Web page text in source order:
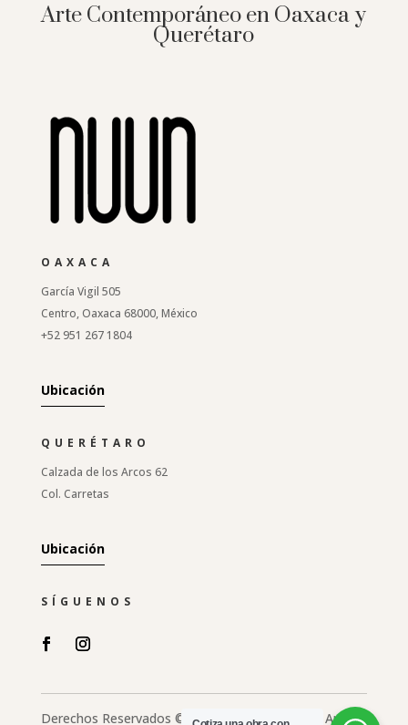
Arte Contemporáneo en Oaxaca y
Querétaro
OAXACA
García Vigil 505
Centro, Oaxaca 68000, México
+52 951 267 1804
Ubicación
QUERÉTARO
Calzada de los Arcos 62
Col. Carretas
Ubicación
SÍGUENOS
Derechos Reservados © 2026 Nuun Espacio de Arte